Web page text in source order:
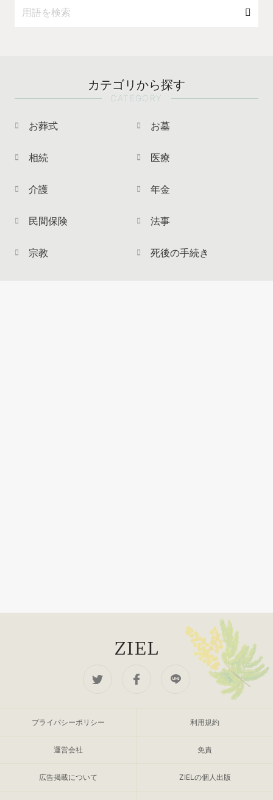
カテゴリから探す
CATEGORY
お葬式 お墓
相続 医療
介護 年金
民間保険 法事
宗教 死後の手続き
プライバシーポリシー 利用規約
運営会社 免責
広告掲載について ZIELの個人出版